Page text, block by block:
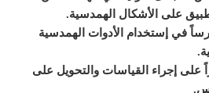
على الأشكال الهمدسية.
في إستخدام الأدوات الهمدسية
على إجراء القياسات والتحويل على